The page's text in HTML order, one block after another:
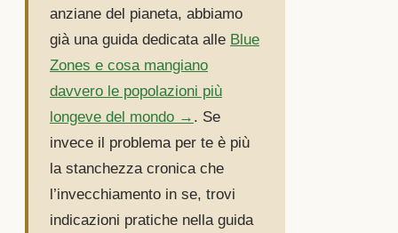
anziane del pianeta, abbiamo
già una guida dedicata alle Blue
Zones e cosa mangiano
davvero le popolazioni più
longeve del mondo → . Se
invece il problema per te è più
la stanchezza cronica che
l’invecchiamento in se, trovi
indicazioni pratiche nella guida